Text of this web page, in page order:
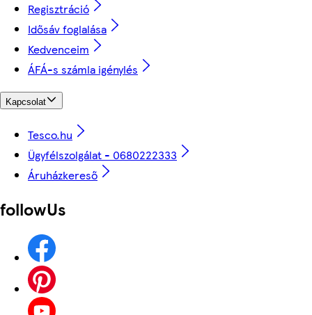
Regisztráció
Idősáv foglalása
Kedvenceim
ÁFÁ-s számla igénylés
Kapcsolat
Tesco.hu
Ügyfélszolgálat - 0680222333
Áruházkereső
followUs